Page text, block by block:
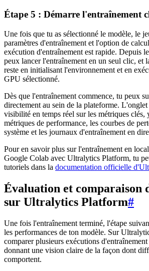
Étape 5 : Démarre l'entraînement
Une fois que tu as sélectionné le modèle, le
paramètres d'entraînement et l'option de
exécution d'entraînement est rapide. Depuis
peux lancer l'entraînement en un seul clic, et
reste en initialisant l'environnement et en
GPU sélectionné.
Dès que l'entraînement commence, tu peux
directement au sein de la plateforme.
visibilité en temps réel sur les métriques clés,
métriques de performance, les courbes de
système et les journaux d'entraînement en
Pour en savoir plus sur l'entraînement en
Google Colab avec Ultralytics Platform, tu
tutoriels dans la documentation officielle
Évaluation et comparaison
sur Ultralytics Platform#
Une fois l'entraînement terminé, l'étape
les performances de ton modèle. Sur
comparer plusieurs exécutions
donnant une vision claire de la façon dont
comportent.